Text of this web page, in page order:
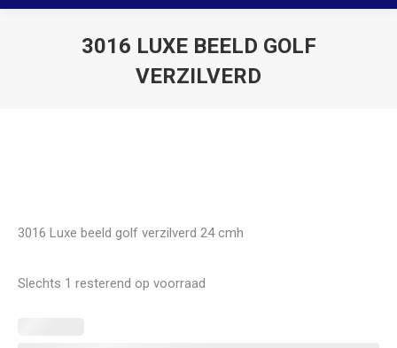
3016 LUXE BEELD GOLF
VERZILVERD
3016 Luxe beeld golf verzilverd 24 cmh
Slechts 1 resterend op voorraad